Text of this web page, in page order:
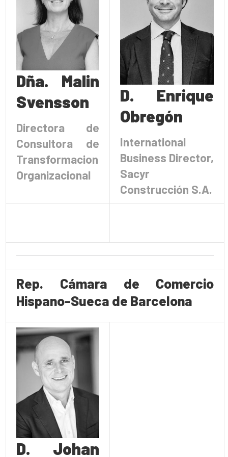
Dña. Malin
Svensson
Directora de
Consultora de
Transformacion
Organizacional
D. Enrique
Obregón
International
Business Director,
Sacyr
Construcción S.A.
Rep. Cámara de Comercio
Hispano-Sueca de Barcelona
D. Johan